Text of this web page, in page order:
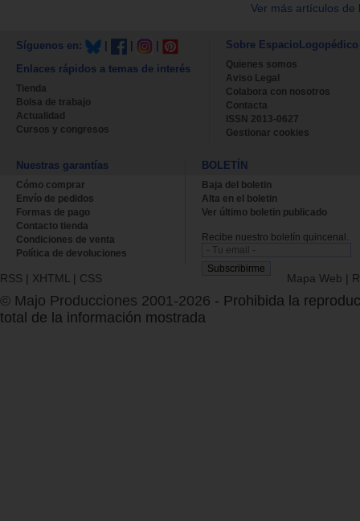
Ver más artículos
Síguenos en:
Enlaces rápidos a temas de interés
Tienda
Bolsa de trabajo
Actualidad
Cursos y congresos
Sobre EspacioLogopédico
Quienes somos
Aviso Legal
Colabora con nosotros
Contacta
ISSN 2013-0627
Gestionar cookies
Nuestras garantías
Cómo comprar
Envío de pedidos
Formas de pago
Contacto tienda
Condiciones de venta
Política de devoluciones
BOLETÍN
Baja del boletin
Alta en el boletin
Ver último boletin publicado
Recibe nuestro boletín quincenal.
RSS | XHTML | CSS Mapa Web |
© Majo Producciones 2001-2026 - Prohibida la
total de la información mostrada